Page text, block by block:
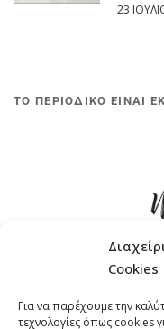
Cookies
Για να παρέχουμε την
τεχνολογίες όπως cookies
23
ΤΟ ΠΕΡΙΟΔΙΚΟ ΕΙΝΑΙ
ΤΗΛΕΦΩΝΟ: +30 211